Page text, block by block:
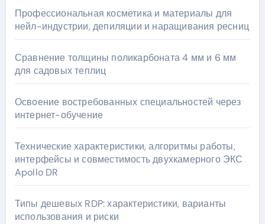
Профессиональная косметика и материалы для
нейл-индустрии, депиляции и наращивания ресниц
Сравнение толщины поликарбоната 4 мм и 6 мм
для садовых теплиц
Освоение востребованных специальностей через
интернет-обучение
Технические характеристики, алгоритмы работы,
интерфейсы и совместимость двухкамерного ЭКС
Apollo DR
Типы дешевых RDP: характеристики, варианты
использования и риски